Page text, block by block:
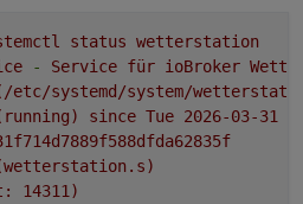
status wetterstation
- Service für ioBroker
etc/systemd/system/
since Tue 2026-03-31
14311 )